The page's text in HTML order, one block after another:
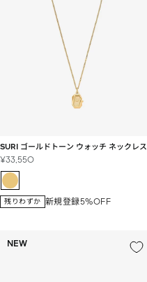
SURI ゴールドトーン ウォッチ ネックレス
セ
ー
ル
価
格
¥33,550
残りわずか 新規登録5%OFF
NEW